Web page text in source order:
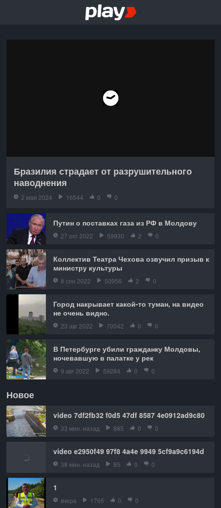
Бразилия страдает от разрушительного
наводнения
2 мая 2024 16544 0 0
Путин о поставках газа из РФ в Молдову
27 окт 2022 59930 2 0
Коллектив Театра Чехова озвучил призыв к
министру культуры
8 сен 2022 50956 2 0
Город накрывает какой-то туман, на видео
не очень видно.
23 авг 2022 70042 0 0
В Петербурге убили гражданку Молдовы,
ночевавшую в палатке у рек
9 авг 2022 59284 0 0
Новое
video 7df2fb32 f0d5 47df 8587 4e0912ad9c80
33 мин. назад 885 0 0
video e2950f49 97f8 4a4e 9949 5cf9a9c6194d
38 мин. назад 85 0 0
1
вчера 1765 0 0